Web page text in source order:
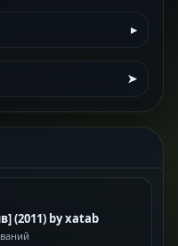
▸
➤
(2011) by xatab